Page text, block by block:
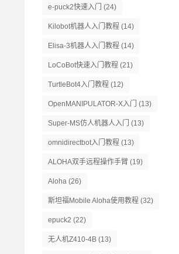
e-puck2快速入门 (24)
Kilobot机器人入门教程 (14)
Elisa-3机器人入门教程 (14)
LoCoBot快速入门教程 (21)
TurtleBot4入门教程 (12)
OpenMANIPULATOR-X入门 (13)
Super-MS仿人机器人入门 (13)
omnidirectbot入门教程 (13)
ALOHA双手远程操作手臂 (19)
Aloha (26)
斯坦福Mobile Aloha使用教程 (32)
epuck2 (22)
无人机Z410-4B (13)